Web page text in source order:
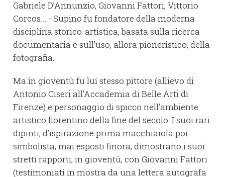
Gabriele D’Annunzio, Giovanni Fattori, Vittorio
Corcos… - Supino fu fondatore della moderna
disciplina storico-artistica, basata sulla ricerca
documentaria e sull’uso, allora pioneristico, della
fotografia.
Ma in gioventù fu lui stesso pittore (allievo di
Antonio Ciseri all’Accademia di Belle Arti di
Firenze) e personaggio di spicco nell’ambiente
artistico fiorentino della fine del secolo. I suoi rari
dipinti, d’ispirazione prima macchiaiola poi
simbolista, mai esposti finora, dimostrano i suoi
stretti rapporti, in gioventù, con Giovanni Fattori
(testimoniati in mostra da una lettera autografa